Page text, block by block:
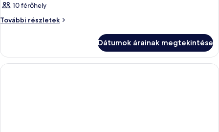
10 férőhely
További részletek
Szoba
Dátumok árainak megtekintése